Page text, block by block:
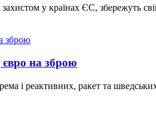
у країнах ЄС, збережуть
на зброю
і реактивних, ракет та